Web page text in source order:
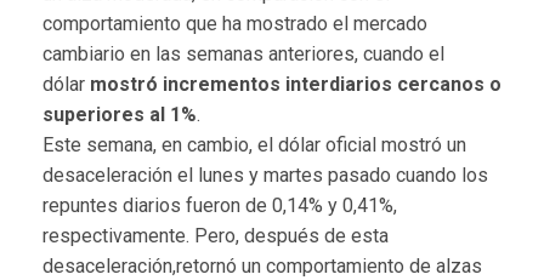
comportamiento que ha mostrado el mercado
cambiario en las semanas anteriores, cuando el
dólar mostró incrementos interdiarios cercanos o
superiores al 1%.
Este semana, en cambio, el dólar oficial mostró un
desaceleración el lunes y martes pasado cuando los
repuntes diarios fueron de 0,14% y 0,41%,
respectivamente. Pero, después de esta
desaceleración,retornó un comportamiento de alzas